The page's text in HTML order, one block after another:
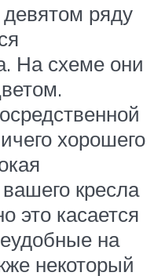
ряду
На схеме они
хорошего
кресла
это касается
на
некоторый